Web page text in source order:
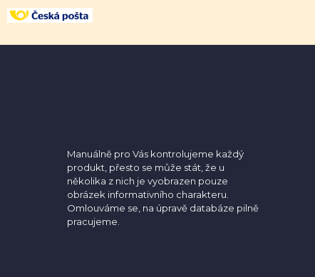
Manuálně pro Vás kontrolujeme každý
produkt, přesto se může stát, že u
několika z nich je vyobrazen pouze
obrázek informativního charakteru.
Omlouváme se, na úpravě databáze pilně
pracujeme.